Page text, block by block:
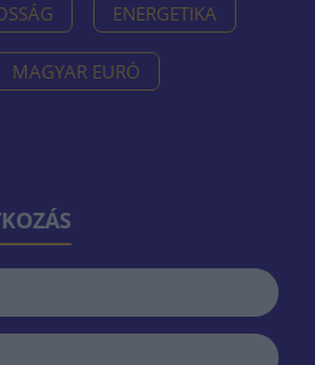
ENERGETIKA
MAGYAR EURÓ